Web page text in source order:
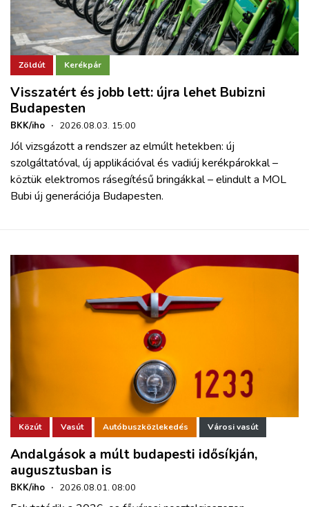
Zöldút Kerékpár
Visszatért és jobb lett: újra lehet Bubizni
Budapesten
BKK/iho · 2026.08.03. 15:00
Jól vizsgázott a rendszer az elmúlt hetekben: új
szolgáltatóval, új applikációval és vadiúj kerékpárokkal –
köztük elektromos rásegítésű bringákkal – elindult a MOL
Bubi új generációja Budapesten.
Közút Vasút Autóbuszközlekedés Városi vasút
Andalgások a múlt budapesti idősíkján,
augusztusban is
BKK/iho · 2026.08.01. 08:00